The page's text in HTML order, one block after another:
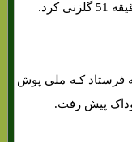
کرد.
فرستاد کـه ملی پوش
پیش رفت.